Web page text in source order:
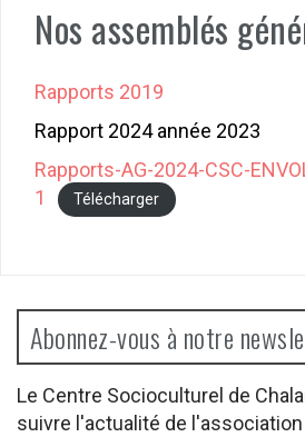
Nos assemblés
Rapports 2019
Rapport 2024 année 2023
Rapports-AG-2024-CSC-
1
Télécharger
Abonnez-vous à notre
Le Centre Socioculturel de
suivre l'actualité de